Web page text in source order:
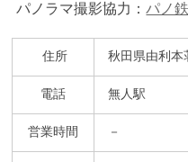
パノラマ撮影協力：パノ
住所 秋田県由利本
電話 無人駅
営業時間 －